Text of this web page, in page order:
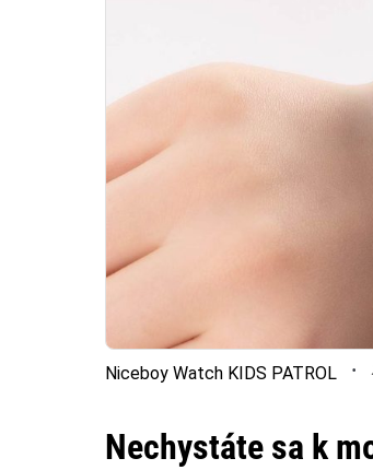
Niceboy Watch KIDS PATROL •
Nechystáte sa k